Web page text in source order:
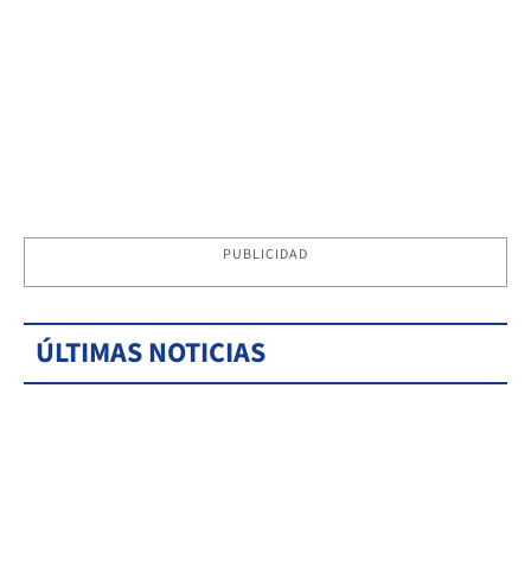
PUBLICIDAD
ÚLTIMAS NOTICIAS